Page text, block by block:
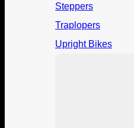
Steppers
Traplopers
Upright Bikes